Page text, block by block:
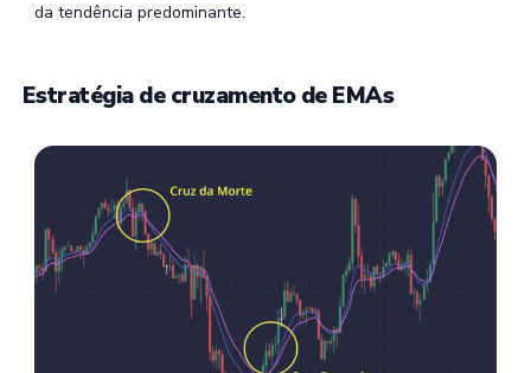
da tendência predominante.
Estratégia de cruzamento de EMAs